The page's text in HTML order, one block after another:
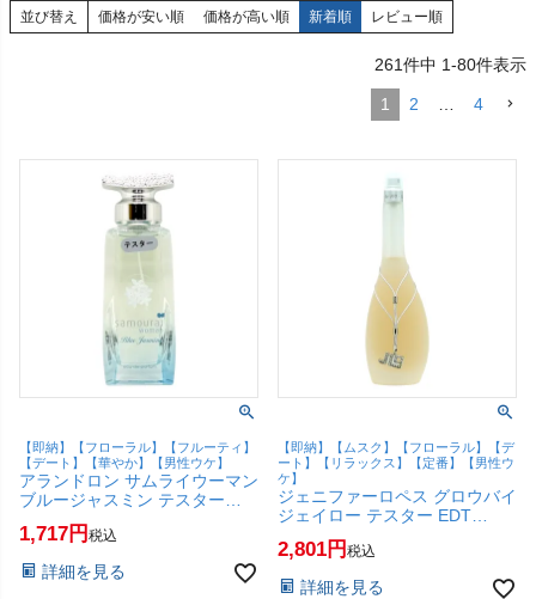
並び替え 価格が安い順 価格が高い順 新着順 レビュー順
261件中 1-80件表示
1 2 4
【即納】【フローラル】【フルーティ】
【デート】【華やか】【男性ウケ】
アランドロン サムライウーマン
ブルージャスミン テスター
EDP 40ml SP(オードパルファ
ム)【香水】【SBT】(6068098)
1,717 税込
詳細を見る
【即納】【ムスク】【フローラル】【デ
ート】【リラックス】【定番】【男性ウ
ケ】
ジェニファーロペス グロウバイ
ジェイロー テスター EDT
100ml SP(オードトワレ)【香
水】【SBT】(6068097)
2,801 税込
詳細を見る